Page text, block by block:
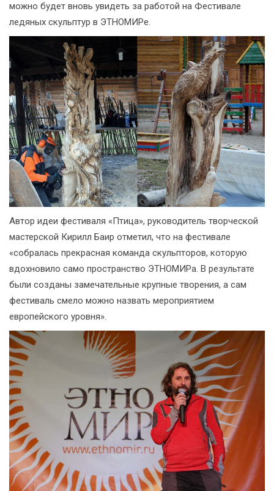
можно будет вновь увидеть за работой на Фестивале
ледяных скульптур в ЭТНОМИРе.
Автор идеи фестиваля «Птица», руководитель творческой
мастерской Кирилл Баир отметил, что на фестивале
«собралась прекрасная команда скульпторов, которую
вдохновило само пространство ЭТНОМИРа. В результате
были созданы замечательные крупные творения, а сам
фестиваль смело можно назвать мероприятием
европейского уровня».